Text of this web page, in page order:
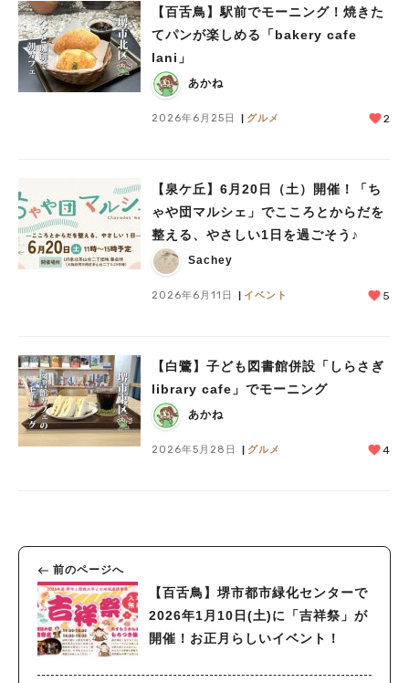
【百舌鳥】駅前でモーニング！焼きた
てパンが楽しめる「bakery cafe
lani」
あかね
2026年6月25日 グルメ 2
【泉ケ丘】6月20日（土）開催！「ち
ゃや団マルシェ」でこころとからだを
整える、やさしい1日を過ごそう♪
Sachey
2026年6月11日 イベント 5
【白鷺】子ども図書館併設「しらさぎ
library cafe」でモーニング
あかね
2026年5月28日 グルメ 4
前のページへ
【百舌鳥】堺市都市緑化センターで
2026年1月10日(土)に「吉祥祭」が
開催！お正月らしいイベント！